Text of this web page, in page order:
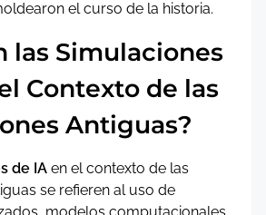
el curso de la historia.
las Simulaciones
Contexto de las
Antiguas?
de IA en el contexto de las
se refieren al uso de